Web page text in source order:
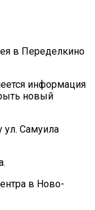
в Переделкино
информация
новый
Самуила
в Ново-